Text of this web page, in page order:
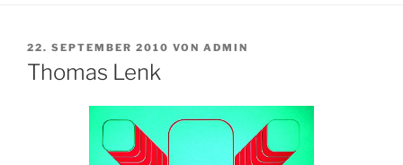
VERÖFFENTLICHT
AM
22. SEPTEMBER 2010 VON ADMIN
Thomas Lenk